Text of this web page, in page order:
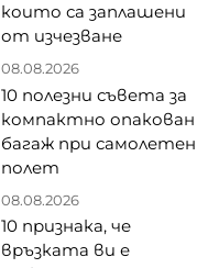
които са заплашени
от изчезване
08.08.2026
10 полезни съвета за
компактно опакован
багаж при самолетен
полет
08.08.2026
10 признака, че
връзката ви е